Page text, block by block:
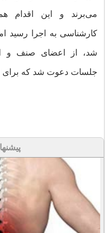
می‌برند و این اقدام
کارشناسی به اجرا رسید
شد، از اعضای صنف و
جلسات دعوت شد که برای